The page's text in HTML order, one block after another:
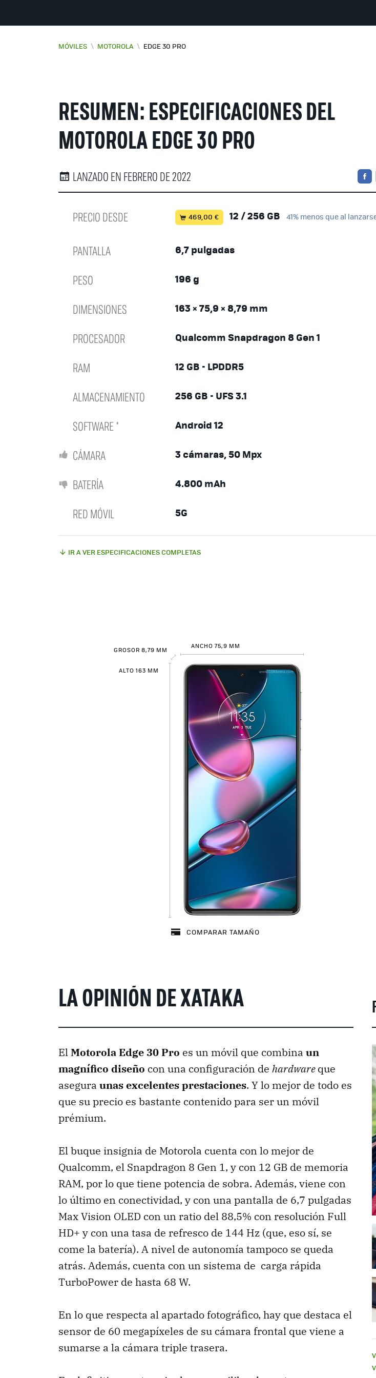
MÓVILES \ MOTOROLA \ EDGE 30 PRO
RESUMEN: ESPECIFICACIONES DEL
MOTOROLA EDGE 30 PRO
LANZADO EN FEBRERO DE 2022
PRECIO DESDE 469,00 € 12 / 256 GB 41% menos que al
PANTALLA 6,7 pulgadas
PESO 196 g
DIMENSIONES 163 × 75,9 × 8,79 mm
PROCESADOR Qualcomm Snapdragon 8 Gen 1
RAM 12 GB - LPDDR5
ALMACENAMIENTO 256 GB - UFS 3.1
SOFTWARE * Android 12
CÁMARA 3 cámaras, 50 Mpx
BATERÍA 4.800 mAh
RED MÓVIL 5G
IR A VER ESPECIFICACIONES COMPLETAS
GROSOR 8,79 MM
ANCHO 75,9 MM
ALTO 163 MM
COMPARAR TAMAÑO
LA OPINIÓN DE XATAKA
ElMotorola Edge 30 Pro es un móvil que combina un
magnífico diseño con una configuración de hardwareque
asegura unas excelentes prestaciones. Y lo mejor de todo es
que su precio es bastante contenido para ser un móvil
prémium.
El buque insignia de Motorola cuenta con lo mejor de
Qualcomm, el Snapdragon 8 Gen 1, y con 12 GB de memoria
RAM, por lo que tiene potencia de sobra. Además, viene con
lo último en conectividad, y con una pantalla de 6,7 pulgadas
Max Vision OLED con un ratio del 88,5% con resolución Full
HD+ y con una tasa de refresco de 144 Hz (que, eso sí, se
come la batería). A nivel de autonomía tampoco se queda
atrás. Además, cuenta con un sistema de carga rápida
TurboPower de hasta 68 W.
En lo que respecta al apartado fotográfico, hay que destaca el
sensor de 60 megapíxeles de su cámara frontal que viene a
sumarse a la cámara triple trasera.